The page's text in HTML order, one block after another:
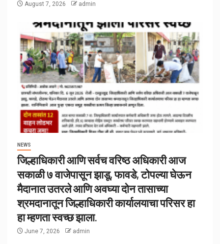
August 7, 2026 admin
NEWS
जिल्हाधिकारी आणि सर्वच वरिष्ठ अधिकारी आज
सकाळी ७ वाजेपासून झाडू, फावडे, टोपल्या घेऊन
मैदानात उतरले आणि अवघ्या दोन तासाच्या
श्रमदानातून जिल्हाधिकारी कार्यालयाचा परिसर हा
हा म्हणता स्वच्छ झाला.
June 7, 2026 admin